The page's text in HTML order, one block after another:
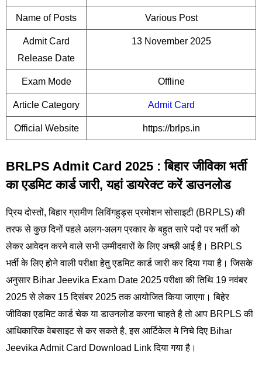
Name of Posts Various Post
Admit Card
Release Date
13 November 2025
Exam Mode Offline
Article Category Admit Card
Official Website https://brlps.in
BRLPS Admit Card 2025 : बिहार जीविका भर्ती
का एडमिट कार्ड जारी, यहां डायरेक्ट करें डाउनलोड
प्रिय दोस्तों, बिहार ग्रामीण लिविंगहुड्स प्रमोशन सोसाइटी (BRPLS) की
तरफ से कुछ दिनों पहले अलग-अलग प्रकार के बहुत सारे पदों पर भर्ती को
लेकर आवेदन करने वाले सभी उम्मीदवारों के लिए अच्छी आई है। BRPLS
भर्ती के लिए होने वाली परीक्षा हेतु एडमिट कार्ड जारी कर दिया गया है। जिसके
अनुसार Bihar Jeevika Exam Date 2025 परीक्षा की तिथि 19 नवंबर
2025 से लेकर 15 दिसंबर 2025 तक आयोजित किया जाएगा। बिहेर
जीविका एडमिट कार्ड चेक या डाउनलोड करना चाहते है तो आप BRPLS की
आधिकारिक वेबसाइट से कर सकते है, इस आर्टिकेल मे निचे दिए Bihar
Jeevika Admit Card Download Link दिया गया है।